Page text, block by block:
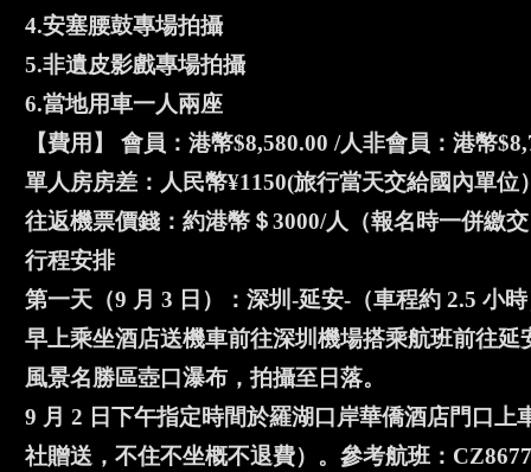
4.安塞腰鼓專場拍攝
5.非遺皮影戲專場拍攝
6.當地用車一人兩座
【費用】 會員：港幣$8,580.00 /人非會員：港幣
單人房房差：人民幣¥1150(旅行當天交給國內單位
往返機票價錢：約港幣＄3000/人（報名時一併繳
行程安排
第一天（9 月 3 日）：深圳-延安-（車程約 2.5 小
早上乘坐酒店送機車前往深圳機場搭乘航班前往
風景名勝區壺口瀑布，拍攝至日落。
9 月 2 日下午指定時間於羅湖口岸華僑酒店門口
社贈送，不住不坐概不退費）。參考航班：